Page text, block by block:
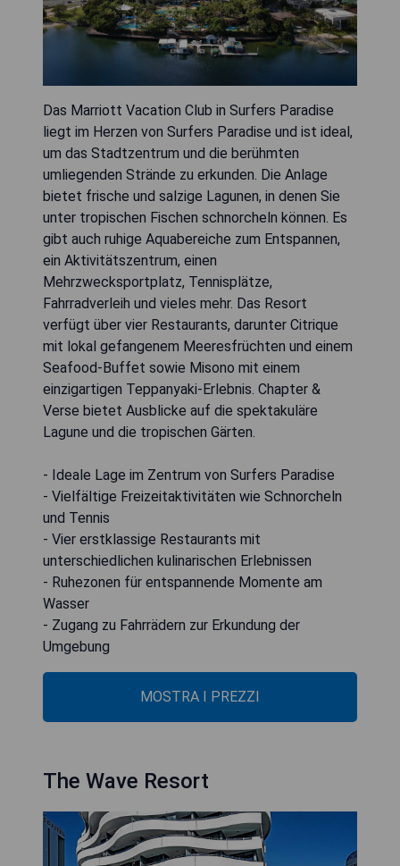
Das Marriott Vacation Club in Surfers Paradise
liegt im Herzen von Surfers Paradise und ist ideal,
um das Stadtzentrum und die berühmten
umliegenden Strände zu erkunden. Die Anlage
bietet frische und salzige Lagunen, in denen Sie
unter tropischen Fischen schnorcheln können. Es
gibt auch ruhige Aquabereiche zum Entspannen,
ein Aktivitätszentrum, einen
Mehrzwecksportplatz, Tennisplätze,
Fahrradverleih und vieles mehr. Das Resort
verfügt über vier Restaurants, darunter Citrique
mit lokal gefangenem Meeresfrüchten und einem
Seafood-Buffet sowie Misono mit einem
einzigartigen Teppanyaki-Erlebnis. Chapter &
Verse bietet Ausblicke auf die spektakuläre
Lagune und die tropischen Gärten.
- Ideale Lage im Zentrum von Surfers Paradise
- Vielfältige Freizeitaktivitäten wie Schnorcheln
und Tennis
- Vier erstklassige Restaurants mit
unterschiedlichen kulinarischen Erlebnissen
- Ruhezonen für entspannende Momente am
Wasser
- Zugang zu Fahrrädern zur Erkundung der
Umgebung
MOSTRA I PREZZI
The Wave Resort